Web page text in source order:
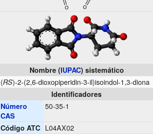
Nombre (IUPAC) sistemático
(RS)-2-(2,6-dioxopiperidin-3-il)isoindol-1,3-diona
Identificadores
Número
CAS
50-35-1
Código ATC L04AX02